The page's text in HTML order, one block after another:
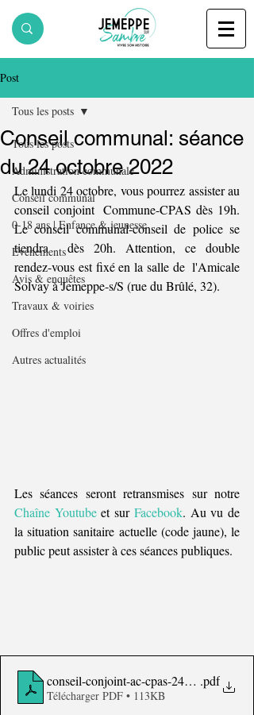
Post
Tous les posts
Administration communale
Conseil communal
0-18 ans | Enfance & jeunesse
Evènements
Avis & enquêtes
Travaux & voiries
Offres d'emploi
Autres actualités
Tous les posts
Conseil communal: séance
du 24 octobre 2022
Le lundi 24 octobre, vous pourrez assister au
conseil conjoint  Commune-CPAS dès 19h.
Le conseil communal-conseil de police se
tiendra  dès 20h. Attention, ce double
rendez-vous est fixé en la salle de  l'Amicale
Solvay à Jemeppe-s/S (rue du Brûlé, 32).
Chaîne Youtube et sur Facebook. Au vu de
la situation sanitaire actuelle (code jaune), le
public peut assister à ces séances publiques.
conseil-conjoint-ac-cpas-24-10-2022-
.pdf
Télécharger PDF • 113KB